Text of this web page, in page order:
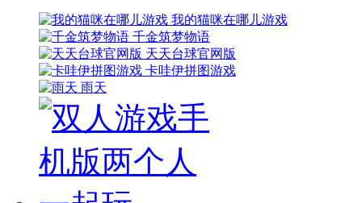
我的猫咪在哪儿游戏
千金筑梦物语
天天台球官网版
卡哇伊拼图游戏
雨天